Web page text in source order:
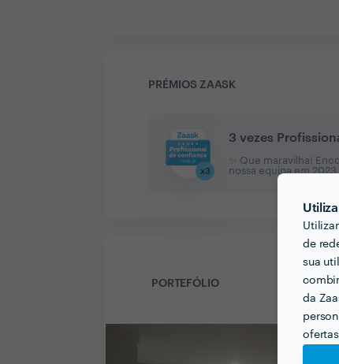
de
sua
da
PRÉMIOS ZAASK
x3
3 vezes
✨ Que maravilha!
nossa equipa em
PORTEFÓLIO